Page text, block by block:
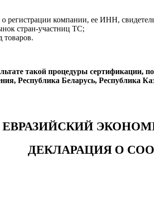
компании, ее ИНН,
стран-участниц ТС;
товаров.
такой процедуры сертификации,
Республика Беларусь, Республика
ЕВРАЗИЙСКИЙ
ДЕКЛАРАЦИЯ О